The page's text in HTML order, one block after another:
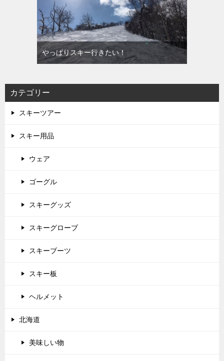
やっぱりスキー行きたい！
カテゴリー
スキーツアー
スキー用品
ウェア
ゴーグル
スキーグッズ
スキーグローブ
スキーブーツ
スキー板
ヘルメット
北海道
美味しい物